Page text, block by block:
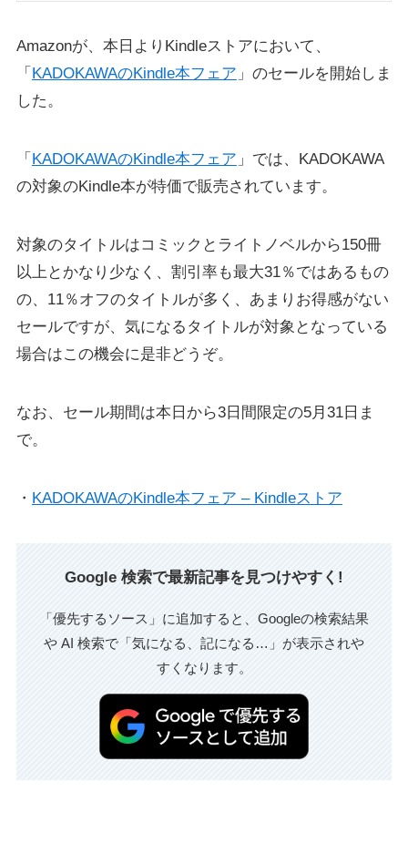
Amazonが、本日よりKindleストアにおいて、
「 KADOKAWAのKindle本フェア 」のセールを開始しま
した。
「 KADOKAWAのKindle本フェア 」では、KADOKAWA
の対象のKindle本が特価で販売されています。
対象のタイトルはコミックとライトノベルから150冊
以上とかなり少なく、割引率も最大31％ではあるもの
の、11％オフのタイトルが多く、あまりお得感がない
セールですが、気になるタイトルが対象となっている
場合はこの機会に是非どうぞ。
なお、セール期間は本日から3日間限定の5月31日ま
で。
・ KADOKAWAのKindle本フェア – Kindleストア
Google 検索で最新記事を見つけやすく!
「優先するソース」に追加すると、Googleの検索結果
や AI 検索で「気になる、記になる…」が表示されや
すくなります。